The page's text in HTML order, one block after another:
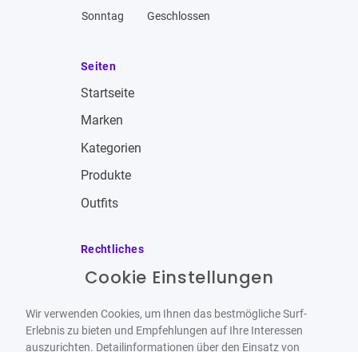
Sonntag
Geschlossen
Seiten
Startseite
Marken
Kategorien
Produkte
Outfits
Rechtliches
Impressum
Datenschutzbestimmungen
Cookie Einstellungen
Wir verwenden Cookies, um Ihnen das bestmögliche Surf-
Erlebnis zu bieten und Empfehlungen auf Ihre Interessen
auszurichten. Detailinformationen über den Einsatz von